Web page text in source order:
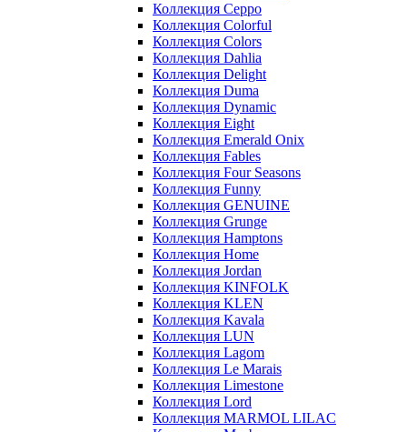
Коллекция Ceppo
Коллекция Colorful
Коллекция Colors
Коллекция Dahlia
Коллекция Delight
Коллекция Duma
Коллекция Dynamic
Коллекция Eight
Коллекция Emerald Onix
Коллекция Fables
Коллекция Four Seasons
Коллекция Funny
Коллекция GENUINE
Коллекция Grunge
Коллекция Hamptons
Коллекция Home
Коллекция Jordan
Коллекция KINFOLK
Коллекция KLEN
Коллекция Kavala
Коллекция LUN
Коллекция Lagom
Коллекция Le Marais
Коллекция Limestone
Коллекция Lord
Коллекция MARMOL LILAC